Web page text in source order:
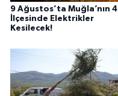
9 Ağustos’ta Muğla’nın 4
İlçesinde Elektrikler
Kesilecek!